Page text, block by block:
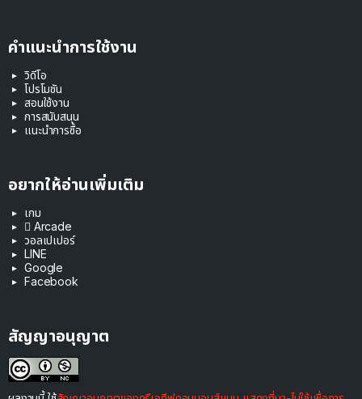
คำแนะนำการใช้งาน
วิดีโอ
โปรโมชัน
สอนใช้งาน
การสนับสนุน
แนะนำการซื้อ
อยากให้อ่านเพิ่มเติม
เกม
 Arcade
วอลเปเปอร์
LINE
Google
Facebook
สัญญาอนุญาต